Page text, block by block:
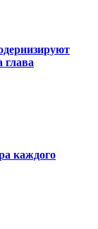
глава
каждого